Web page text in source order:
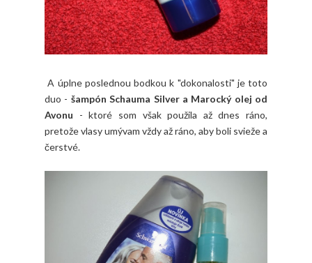
A úplne poslednou bodkou k "dokonalosti" je toto
duo - šampón Schauma Silver a Marocký olej od
Avonu - ktoré som však použila až dnes ráno,
pretože vlasy umývam vždy až ráno, aby boli svieže a
čerstvé.